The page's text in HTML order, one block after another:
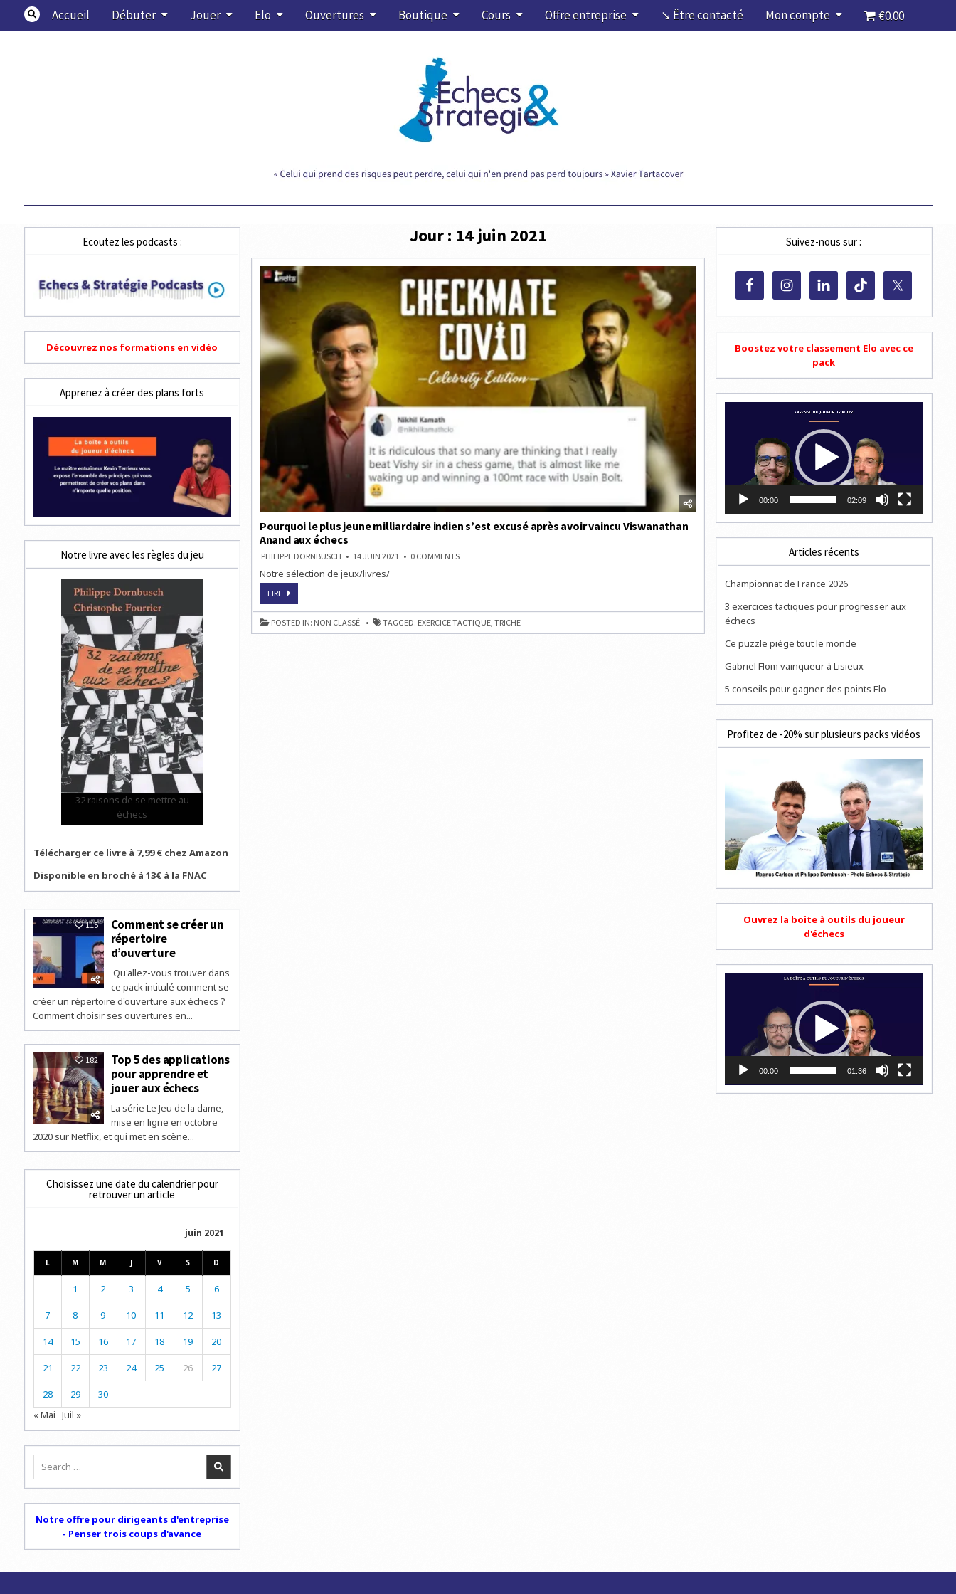
content
Accueil Débuter Jouer Elo Ouvertures Boutique Cours Offre entreprise ↘ Être contacté Mon compte €0.00
Jour : 14 juin 2021
Pourquoi le plus jeune milliardaire indien s’est excusé après avoir vaincu Viswanathan
Anand aux échecs
PHILIPPE DORNBUSCH 14 JUIN 2021 0 COMMENTSON
S’EST
EXCUSÉ
APRÈS
Notre sélection de jeux/livres/
LIREPOURQUOI
PLUS
JEUNE
MILLIARDAIRE
INDIEN
POSTED IN: NON CLASSÉ TAGGED: EXERCICE TACTIQUE, TRICHE
Ecoutez les podcasts :
Découvrez nos formations en vidéo
Apprenez à créer des plans forts
Notre livre avec les règles du jeu
32 raisons de se mettre au
échecs
Télécharger ce livre à 7,99 € chez Amazon
Disponible en broché à 13€ à la FNAC
115
Comment se créer un
répertoire
d’ouverture
Qu'allez-vous trouver dans
ce pack intitulé comment se
créer un répertoire d'ouverture aux échecs ?
Comment choisir ses ouvertures en...
182
Top 5 des applications
pour apprendre et
jouer aux échecs
La série Le Jeu de la dame,
mise en ligne en octobre
2020 sur Netflix, et qui met en scène...
Choisissez une date du calendrier pour
retrouver un article
juin 2021
L M M J V S D
1 2 3 4 5 6
7 8 9 10 11 12 13
14 15 16 17 18 19 20
21 22 23 24 25 26 27
28 29
30
« Mai Juil »
Search
Notre offre pour dirigeants d'entreprise
- Penser trois coups d'avance
Suivez-nous sur :
Boostez votre classement Elo avec ce
pack
00:00 02:09
Articles récents
Championnat de France 2026
3 exercices tactiques pour progresser aux
échecs
Ce puzzle piège tout le monde
Gabriel Flom vainqueur à Lisieux
5 conseils pour gagner des points Elo
Profitez de -20% sur plusieurs packs vidéos
Ouvrez la boite à outils du joueur
d'échecs
00:00 01:36